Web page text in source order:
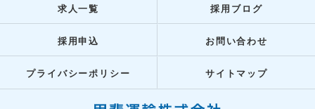
求人一覧 採用ブログ
採用申込 お問い合わせ
プライバシーポリシー サイトマップ